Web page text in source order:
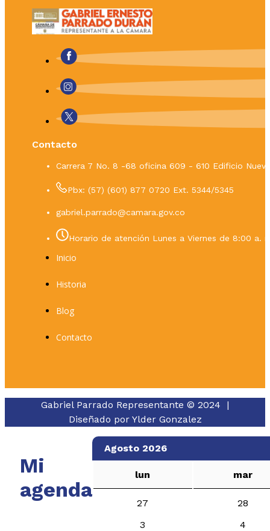
Contacto
Carrera 7 No. 8 -68 oficina 609 - 610 Edificio
Pbx: (57) (601) 877 0720 Ext. 5344/5345
gabriel.parrado@camara.gov.co
Horario de atención Lunes a Viernes de 8:00 a.
Inicio
Historia
Blog
Contacto
Gabriel Parrado Representante © 2024 |
Diseñado por Ylder Gonzalez
Mi
agenda
Agosto 2026
lun mar
27
28
3
4